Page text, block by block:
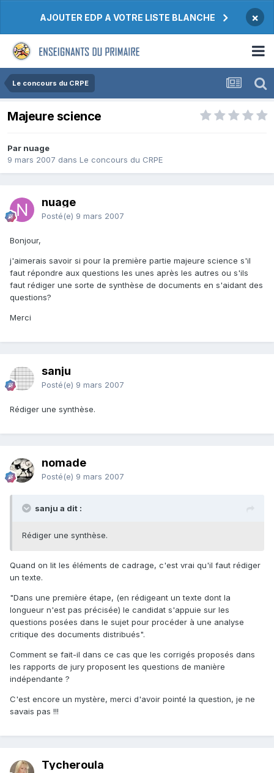
AJOUTER EDP A VOTRE LISTE BLANCHE ×
Le concours du CRPE
Majeure science
Par nuage
9 mars 2007 dans Le concours du CRPE
nuage
Posté(e) 9 mars 2007
Bonjour,
j'aimerais savoir si pour la première partie majeure science s'il
faut répondre aux questions les unes après les autres ou s'ils
faut rédiger une sorte de synthèse de documents en s'aidant des
questions?
Merci
sanju
Posté(e) 9 mars 2007
Rédiger une synthèse.
nomade
Posté(e) 9 mars 2007
sanju a dit :
Rédiger une synthèse.
Quand on lit les éléments de cadrage, c'est vrai qu'il faut rédiger
un texte.
"Dans une première étape, (en rédigeant un texte dont la
longueur n'est pas précisée) le candidat s'appuie sur les
questions posées dans le sujet pour procéder à une analyse
critique des documents distribués".
Comment se fait-il dans ce cas que les corrigés proposés dans
les rapports de jury proposent les questions de manière
indépendante ?
C'est encore un mystère, merci d'avoir pointé la question, je ne
savais pas !!!
Tycheroula